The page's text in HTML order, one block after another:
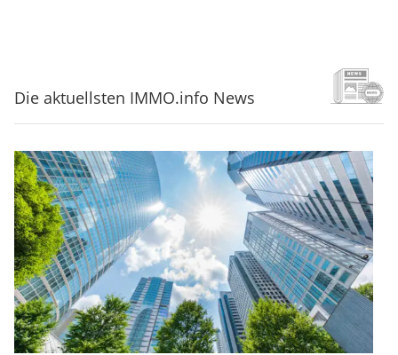
Die aktuellsten IMMO.info News